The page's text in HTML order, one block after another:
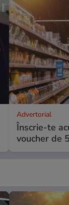
Advertorial
Înscrie-te
voucher de